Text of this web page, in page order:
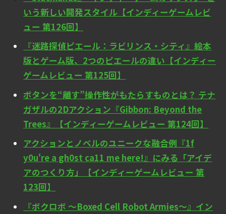
いう新しい開発スタイル【インディーゲームレビ
ュー 第126回】
『迷路探偵ピエール：ラビリンス・シティ』絵本
版とゲーム版、2つのピエールの違い【インディー
ゲームレビュー 第125回】
ボタンを“離す”操作性がもたらすものとは？ テナ
ガザルの2Dアクション『Gibbon: Beyond the
Trees』【インディーゲームレビュー 第124回】
アクションとノベルのユニークな融合例『1f
y0u're a gh0st ca11 me here!』にみる「アイデ
アのつくり方」【インディーゲームレビュー 第
123回】
『ボクロボ ～Boxed Cell Robot Armies～』イン